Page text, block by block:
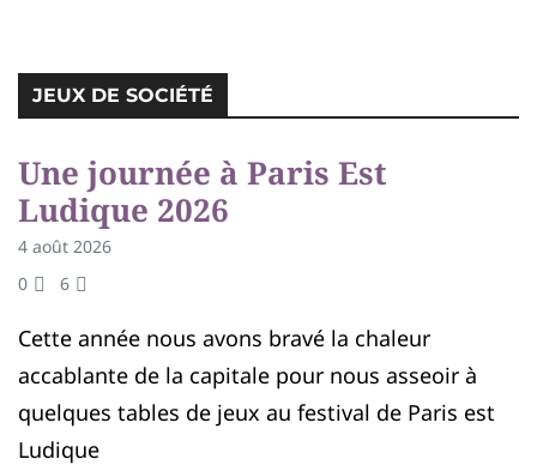
JEUX DE SOCIÉTÉ
JEUX DE SOCIÉTÉ
Une journée à Paris Est
Ludique 2026
4 août 2026
0
6
Cette année nous avons bravé la chaleur
accablante de la capitale pour nous asseoir à
quelques tables de jeux au festival de Paris est
Ludique